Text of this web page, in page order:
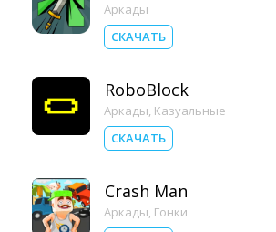
Аркады
СКАЧАТЬ
RoboBlock
Аркады, Казуальные
СКАЧАТЬ
Crash Man
Аркады, Гонки